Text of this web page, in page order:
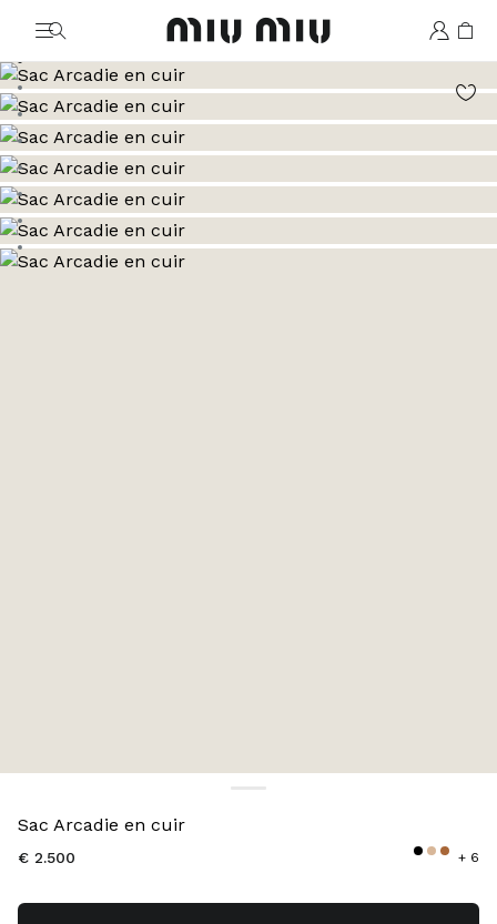
MiuMiu logo
Aller à l’image 1
Aller à l’image 2
Aller à l’image 3
Aller à l’image 4
Aller à l’image 5
Aller à l’image 6
Aller à l’image 7
Aller à l’image 8
Sac Arcadie en cuir
€ 2.500 + 6